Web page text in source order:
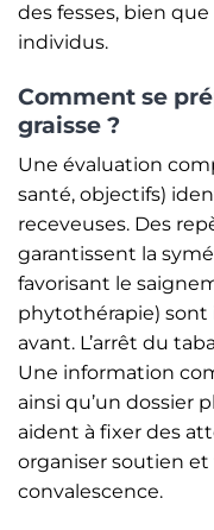
des fesses, bien
individus.
Comment se
graisse ?
Une évaluation
santé, objectifs)
receveuses. Des
garantissent la
favorisant le
phytothérapie)
avant. L’arrêt du
Une information
ainsi qu’un dossier
aident à fixer des
organiser soutien
convalescence.